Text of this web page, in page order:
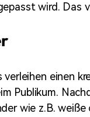
wird. Das
einen
Publikum.
wie z.B.